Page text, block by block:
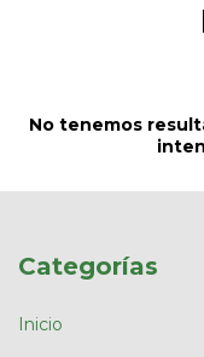
No tenemos
Categorías
Inicio